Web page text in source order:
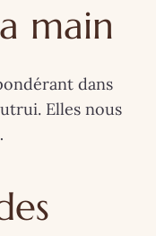
main
dans
Elles nous